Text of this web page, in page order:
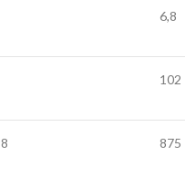
6,8
102
875